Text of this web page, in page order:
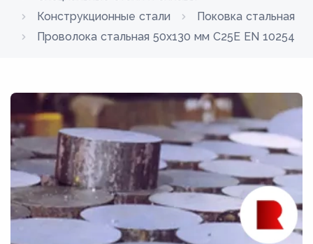
Конструкционные стали
Поковка стальная
Проволока стальная 50х130 мм C25E EN 10254